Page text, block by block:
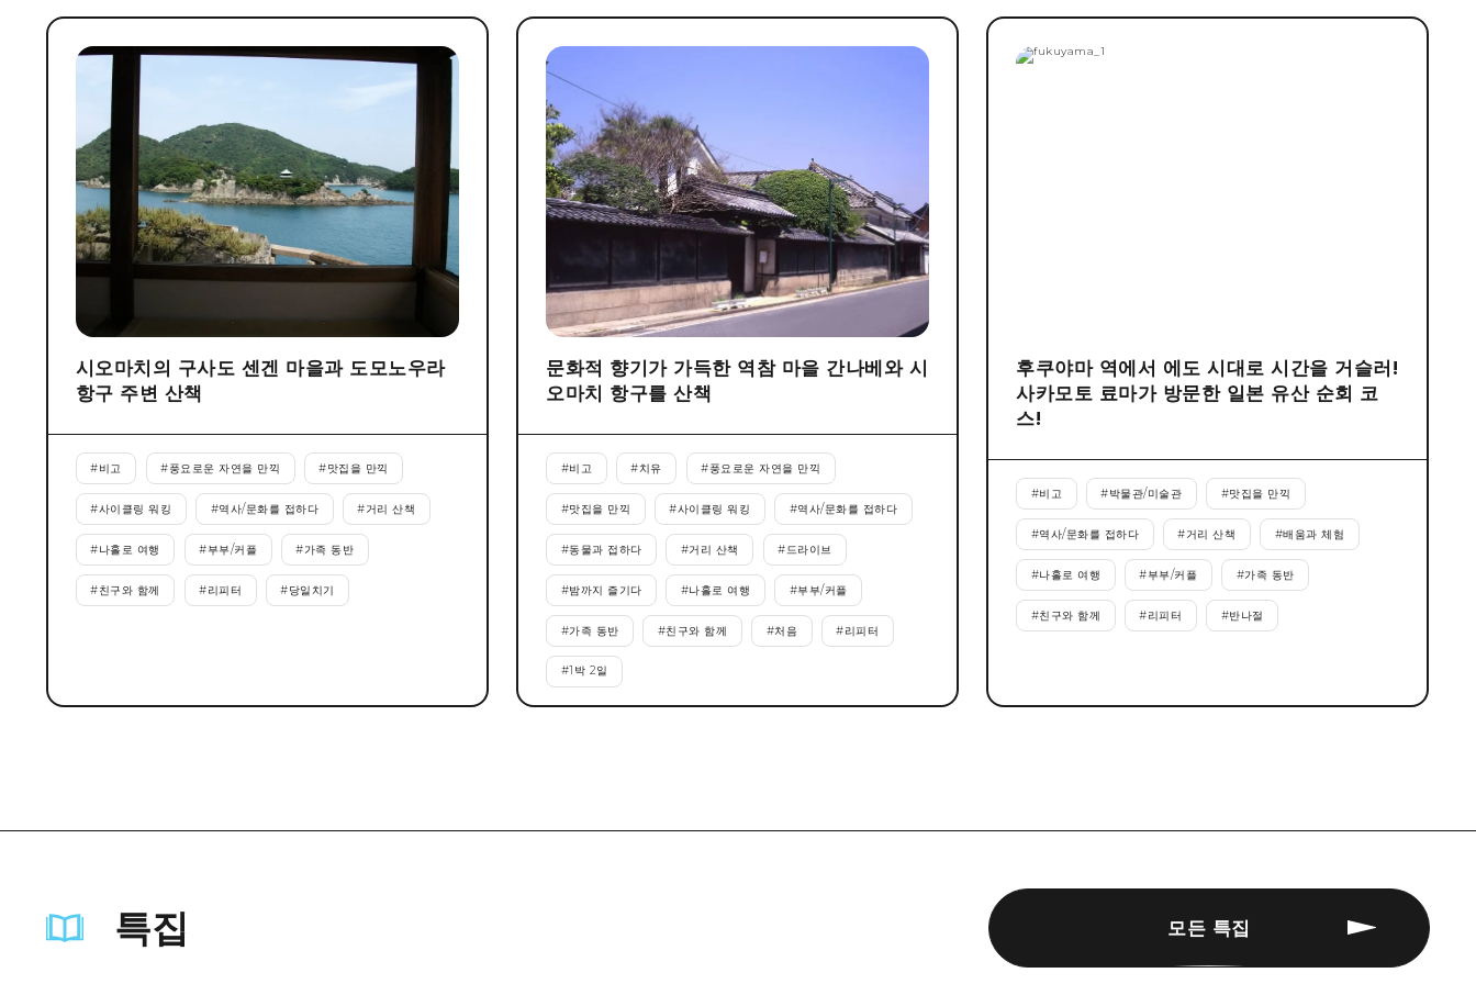
시오마치의 구사도 센겐 마을과 도모노우라
항구 주변 산책
#비고 #풍요로운 자연을 만끽 #맛집을 만끽
#사이클링 워킹 #역사/문화를 접하다 #거리 산책
#나홀로 여행 #부부/커플 #가족 동반
#친구와 함께 #리피터 #당일치기
문화적 향기가 가득한 역참 마을 간나베와 시
오마치 항구를 산책
#비고 #치유 #풍요로운 자연을 만끽
#맛집을 만끽 #사이클링 워킹 #역사/문화를 접하다
#동물과 접하다 #거리 산책 #드라이브
#밤까지 즐기다 #나홀로 여행 #부부/커플
#가족 동반 #친구와 함께 #처음 #리피터
#1박 2일
후쿠야마 역에서 에도 시대로 시간을 거슬러!
사카모토 료마가 방문한 일본 유산 순회 코
스!
#비고 #박물관/미술관 #맛집을 만끽
#역사/문화를 접하다 #거리 산책 #배움과 체험
#나홀로 여행 #부부/커플 #가족 동반
#친구와 함께 #리피터 #반나절
특집 모든 특집